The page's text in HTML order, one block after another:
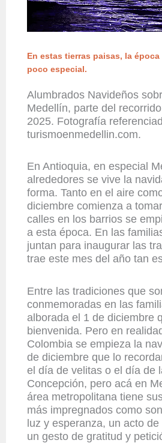
En estas tierras paisas, la
poco especial.
Alumbrados Navideños
Medellín, parte del
2025. Fotografía
turismoenmedellin.com.
En Antioquia, en especial
alrededores se vive la
forma. Tanto en el aire
diciembre comienza a
calles en los barrios se
a esta época. En las
juntan para inaugurar las
trae este mes del año tan
Entre las tradiciones que
conmemoradas en las
alborada el 1 de diciembre
bienvenida. Pero en
Colombia se empieza la
de diciembre que lo
el día de velitas o el día de
Concepción, pero acá en
área metropolitana tiene
más impregnados como
luz y esperanza, un acto
un gesto de gratitud y